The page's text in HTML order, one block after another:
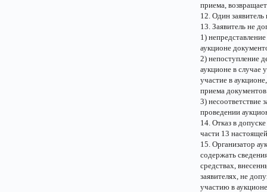
приема,
12. Один заявитель
13. Заявитель не
1)
аукционе
2) непоступление
аукционе в случае
участие в
приема
3) несоответствие
проведении
14. Отказ в
части 13
15. Организатор
содержать
средствах,
заявителях, не
участию в